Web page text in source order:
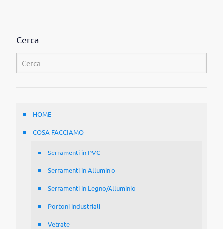
Cerca
HOME
COSA FACCIAMO
Serramenti in PVC
Serramenti in Alluminio
Serramenti in Legno/Alluminio
Portoni industriali
Vetrate